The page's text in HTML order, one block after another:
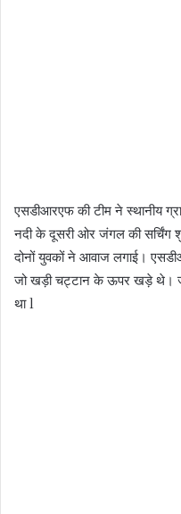
एसडीआरएफ की टीम ने स्थानीय
नदी के दूसरी ओर जंगल की
दोनों युवकों ने आवाज लगाई।
जो खड़ी चट्टान के ऊपर खड़े थे।
था l